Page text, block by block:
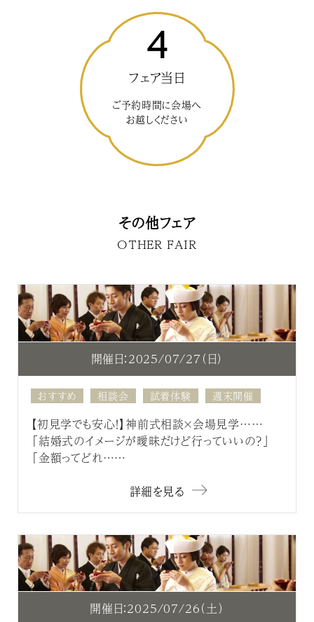
4
フェア当日
ご予約時間に会場へ
お越しください
その他フェア
OTHER FAIR
開催日：2025/07/27（日）
おすすめ 相談会 試着体験 週末開催
【初見学でも安心！】神前式相談×会場見学……
「結婚式のイメージが曖昧だけど行っていいの？」
「金額ってどれ……
詳細を見る
開催日：2025/07/26（土）